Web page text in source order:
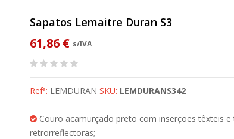
Sapatos Lemaitre Duran S3
61,86 € s/IVA
Refª: LEMDURAN SKU: LEMDURANS342
Couro acamurçado preto com inserções têxteis e
retrorreflectoras;